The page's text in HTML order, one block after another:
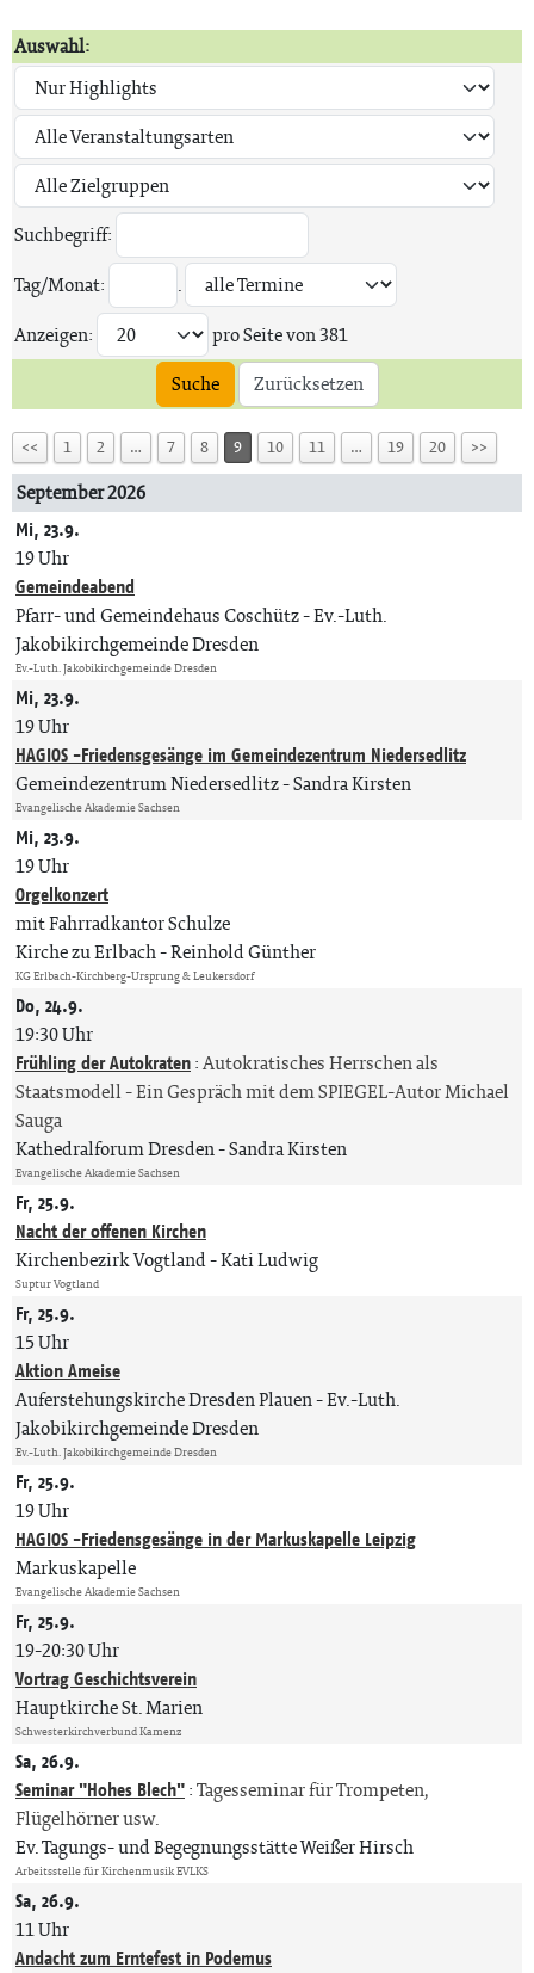
Auswahl:
Suchbegriff:
Tag/Monat:
.
Anzeigen:
pro Seite von381
Suche
Zurücksetzen
<< 1 2 … 7 8 9 10 11 … 19 20 >>
September 2026
Mi, 23.9.
19 Uhr
Gemeindeabend
Pfarr- und Gemeindehaus Coschütz Ev.-Luth.
Jakobikirchgemeinde Dresden
Ev.-Luth. Jakobikirchgemeinde Dresden
Mi, 23.9.
19 Uhr
HAGIOS -Friedensgesänge im Gemeindezentrum Niedersedlitz
Gemeindezentrum Niedersedlitz Sandra Kirsten
Evangelische Akademie Sachsen
Mi, 23.9.
19 Uhr
Orgelkonzert
mit Fahrradkantor Schulze
Kirche zu Erlbach Reinhold Günther
KG Erlbach-Kirchberg-Ursprung & Leukersdorf
Do, 24.9.
19:30 Uhr
Frühling der Autokraten:Autokratisches Herrschen als
Staatsmodell - Ein Gespräch mit dem SPIEGEL-Autor Michael
Sauga
Kathedralforum Dresden Sandra Kirsten
Evangelische Akademie Sachsen
Fr, 25.9.
Nacht der offenen Kirchen
Kirchenbezirk Vogtland Kati Ludwig
Suptur Vogtland
Fr, 25.9.
15 Uhr
Aktion Ameise
Auferstehungskirche Dresden Plauen Ev.-Luth.
Jakobikirchgemeinde Dresden
Ev.-Luth. Jakobikirchgemeinde Dresden
Fr, 25.9.
19 Uhr
HAGIOS -Friedensgesänge in der Markuskapelle Leipzig
Markuskapelle
Evangelische Akademie Sachsen
Fr, 25.9.
19-20:30 Uhr
Vortrag Geschichtsverein
Hauptkirche St. Marien
Schwesterkirchverbund Kamenz
Sa, 26.9.
Seminar "Hohes Blech":Tagesseminar für Trompeten,
Flügelhörner usw.
Ev. Tagungs- und Begegnungsstätte Weißer Hirsch
Arbeitsstelle für Kirchenmusik EVLKS
Sa, 26.9.
11 Uhr
Andacht zum Erntefest in Podemus